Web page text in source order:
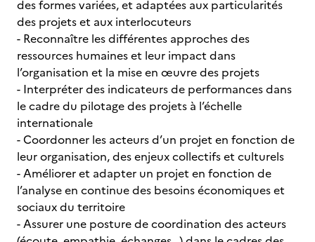
des formes variées, et adaptées aux particularités
des projets et aux interlocuteurs
- Reconnaître les différentes approches des
ressources humaines et leur impact dans
l’organisation et la mise en œuvre des projets
- Interpréter des indicateurs de performances dans
le cadre du pilotage des projets à l’échelle
internationale
- Coordonner les acteurs d’un projet en fonction de
leur organisation, des enjeux collectifs et culturels
- Améliorer et adapter un projet en fonction de
l’analyse en continue des besoins économiques et
sociaux du territoire
- Assurer une posture de coordination des acteurs